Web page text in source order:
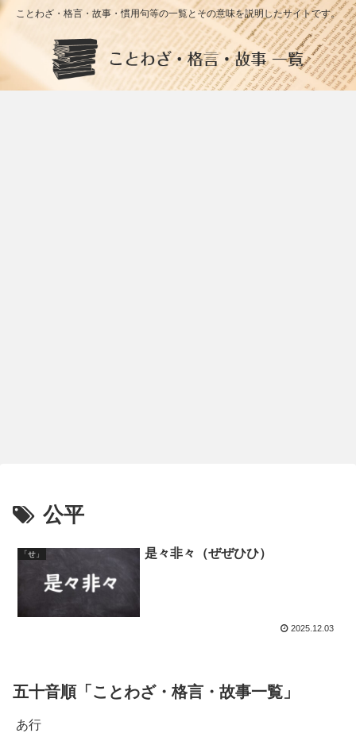
ことわざ・格言・故事・慣用句等の一覧とその意味を説明したサイトです。
公平
「せ」 是々非々（ぜぜひひ）
2025.12.03
五十音順「ことわざ・格言・故事一覧」
あ行